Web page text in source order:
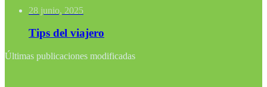
28 junio, 2025
Tips del viajero
Últimas publicaciones modificadas